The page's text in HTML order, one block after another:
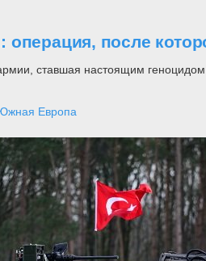
операция, после
ставшая настоящим
Европа